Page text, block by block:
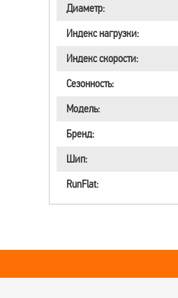
Диаметр:
Индекс нагрузки:
Индекс скорости:
Сезонность:
Модель:
Бренд:
Шип:
RunFlat: